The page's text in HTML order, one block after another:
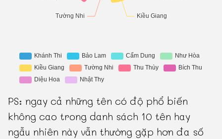
PS: ngay cả những tên có độ phổ biến
không cao trong danh sách 10 tên hay
ngẫu nhiên này vẫn thường gặp hơn đa số